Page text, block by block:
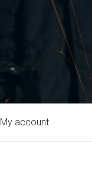
My account